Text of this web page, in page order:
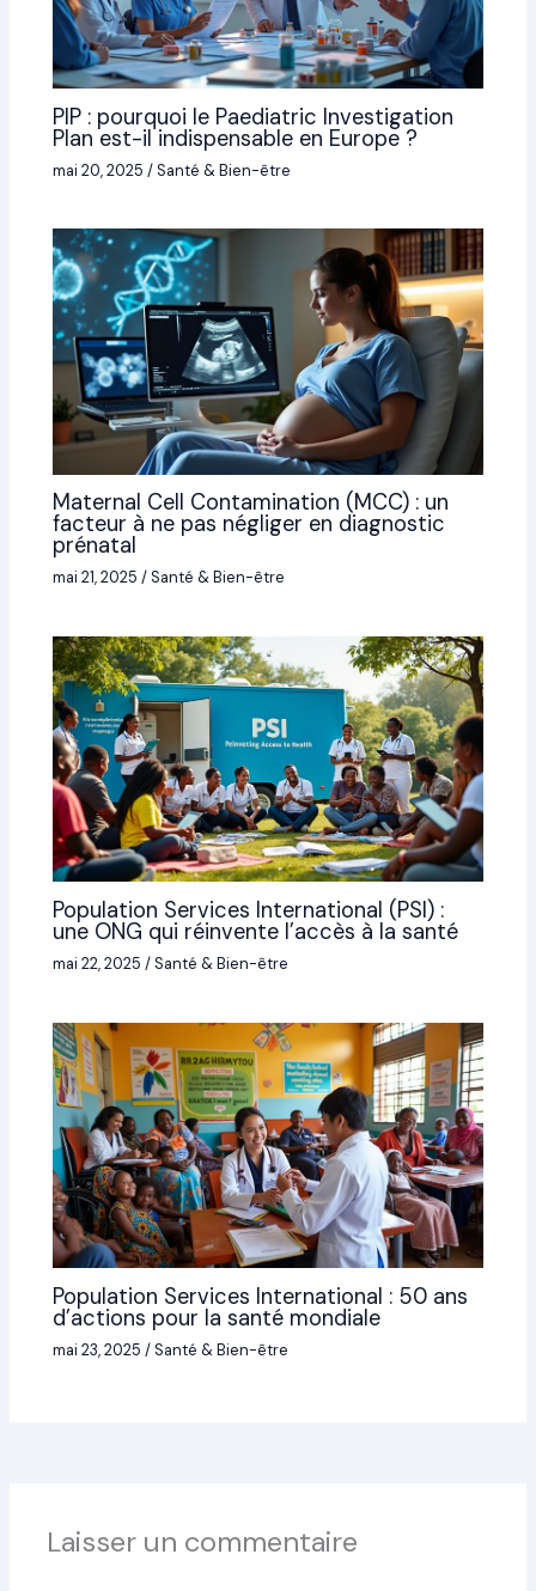
PIP : pourquoi le Paediatric Investigation
Plan est-il indispensable en Europe ?
mai 20, 2025/Santé & Bien-être
Maternal Cell Contamination (MCC) : un
facteur à ne pas négliger en diagnostic
prénatal
mai 21, 2025/Santé & Bien-être
Population Services International (PSI) :
une ONG qui réinvente l’accès à la santé
mai 22, 2025/Santé & Bien-être
Population Services International : 50 ans
d’actions pour la santé mondiale
mai 23, 2025/Santé & Bien-être
Laisser un commentaire